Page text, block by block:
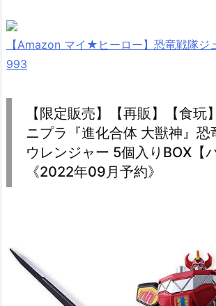
【Amazon マイ★ヒーロー】恐竜戦隊ジ
993
【限定販売】【再販】【食玩
ニプラ『進化合体 大獣神』恐
ウレンジャー 5個入りBOX【
《2022年09月予約》